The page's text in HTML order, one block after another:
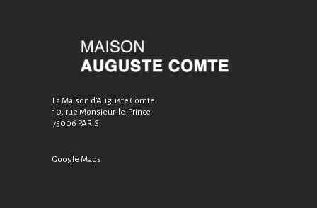
La Maison d’Auguste Comte
10, rue Monsieur-le-Prince
75006 PARIS
Google Maps